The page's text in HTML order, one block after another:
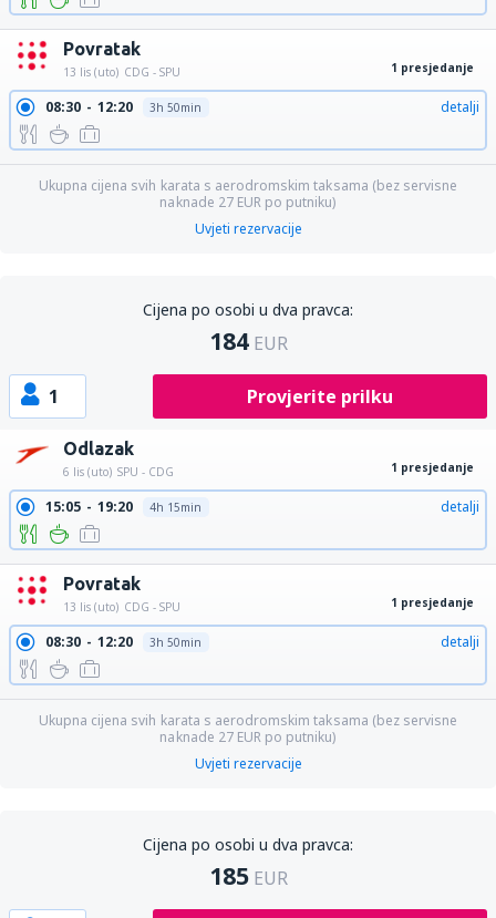
Povratak
13 lis (uto) CDG - SPU 1 presjedanje
08:30 12:20 3h 50min detalji
Ukupna cijena svih karata s aerodromskim taksama (bez servisne
naknade 27 EUR po putniku)
Uvjeti rezervacije
Cijena po osobi u dva pravca:
184 EUR
1 Provjerite prilku
Odlazak
6 lis (uto) SPU - CDG 1 presjedanje
15:05 19:20 4h 15min detalji
Povratak
13 lis (uto) CDG - SPU 1 presjedanje
08:30 12:20 3h 50min detalji
Ukupna cijena svih karata s aerodromskim taksama (bez servisne
naknade 27 EUR po putniku)
Uvjeti rezervacije
Cijena po osobi u dva pravca:
185 EUR